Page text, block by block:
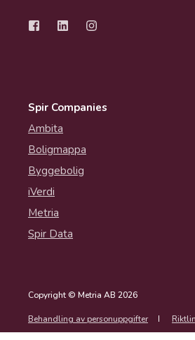
Spir Companies
Ambita
Boligmappa
Byggebolig
iVerdi
Metria
Spir Data
Copyright © Metria AB 2026
Behandling av personuppgifter